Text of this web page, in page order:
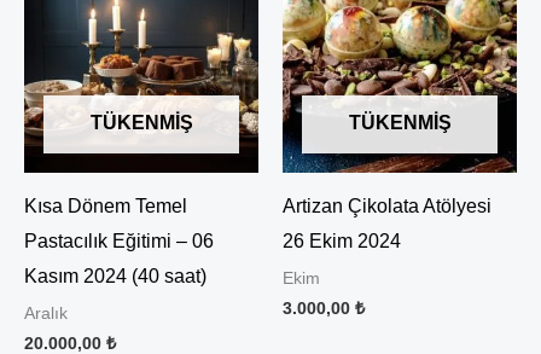
TÜKENMIŞ
Kısa Dönem Temel
Pastacılık Eğitimi – 06
Kasım 2024 (40 saat)
Aralık
20.000,00 ₺
TÜKENMIŞ
Artizan Çikolata Atölyesi
26 Ekim 2024
Ekim
3.000,00 ₺